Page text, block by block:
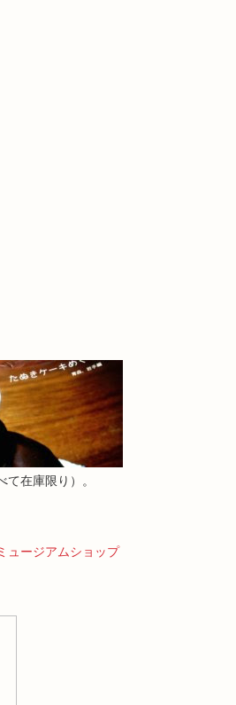
在庫限り）。
ュージアムショップ